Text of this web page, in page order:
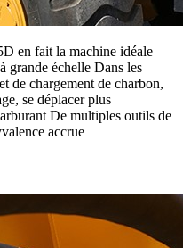
en fait la machine idéale
grande échelle Dans les
de chargement de charbon,
se déplacer plus
De multiples outils de
accrue